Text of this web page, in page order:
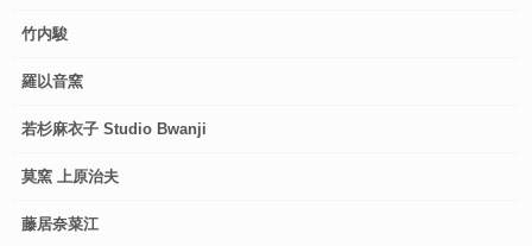
竹内駿
羅以音窯
若杉麻衣子 Studio Bwanji
莫窯 上原治夫
藤居奈菜江